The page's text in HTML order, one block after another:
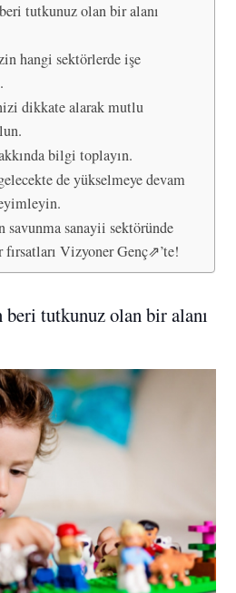
tutkunuz olan bir alanı
hangi sektörlerde işe
dikkate alarak mutlu
bilgi toplayın.
de yükselmeye devam
savunma sanayii sektöründe
Vizyoner Genç⇗’te!
tutkunuz olan bir alanı